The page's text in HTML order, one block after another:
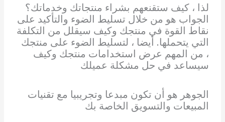
لذا ، كيف ستقنعهم بشراء منتجاتك وخدماتك؟
الجواب هو من خلال تسليط الضوء والتأكيد على
نقاط القوة في منتجك وكيف سيقلل من التكلفة
التي يتحملها. أيضا ، لتسليط الضوء على منتجك
، من المهم عرض استخدامات منتجك وكيف
سيساعد في حل مشكلة عميلك
الجوهر هو أن تكون مبدعا وتجريبيا مع تقنيات
المبيعات والتسويق الخاصة بك